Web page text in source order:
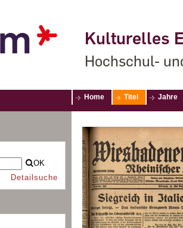
Kulturelles
Hochschul-
Home Titel Jahre
OK
Detailsuche